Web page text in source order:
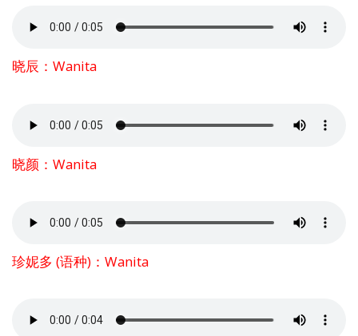
晓辰：Wanita
晓颜：Wanita
珍妮多 (语种)：Wanita